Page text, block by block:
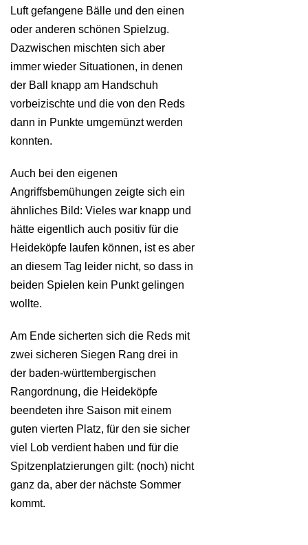
Luft gefangene Bälle und den einen
oder anderen schönen Spielzug.
Dazwischen mischten sich aber
immer wieder Situationen, in denen
der Ball knapp am Handschuh
vorbeizischte und die von den Reds
dann in Punkte umgemünzt werden
konnten.
Auch bei den eigenen
Angriffsbemühungen zeigte sich ein
ähnliches Bild: Vieles war knapp und
hätte eigentlich auch positiv für die
Heideköpfe laufen können, ist es aber
an diesem Tag leider nicht, so dass in
beiden Spielen kein Punkt gelingen
wollte.
Am Ende sicherten sich die Reds mit
zwei sicheren Siegen Rang drei in
der baden-württembergischen
Rangordnung, die Heideköpfe
beendeten ihre Saison mit einem
guten vierten Platz, für den sie sicher
viel Lob verdient haben und für die
Spitzenplatzierungen gilt: (noch) nicht
ganz da, aber der nächste Sommer
kommt.